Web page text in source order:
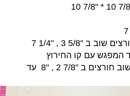
מסובבים 180 מעלות ושוב חורצים ב "7/8 2 , "8 עד